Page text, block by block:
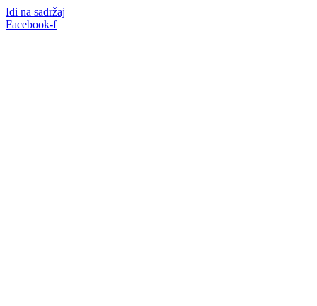
Idi na sadržaj
Facebook-f